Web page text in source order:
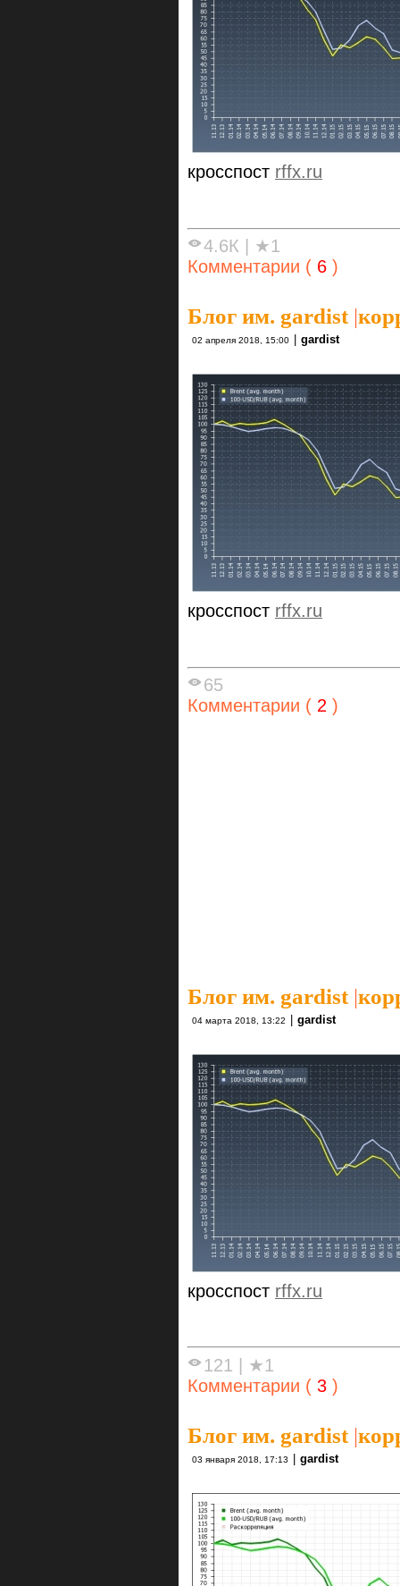
кросспост rffx.ru
4.6К
★1
Комментарии ( 6 )
Блог им. gardist|
02 апреля 2018, 15:00 gardist
кросспост rffx.ru
65
Комментарии ( 2 )
Блог им. gardist|
04 марта 2018, 13:22 | gardist
кросспост rffx.ru
121
★1
Комментарии ( 3 )
Блог им. gardist|
03 января 2018, 17:13 gardist